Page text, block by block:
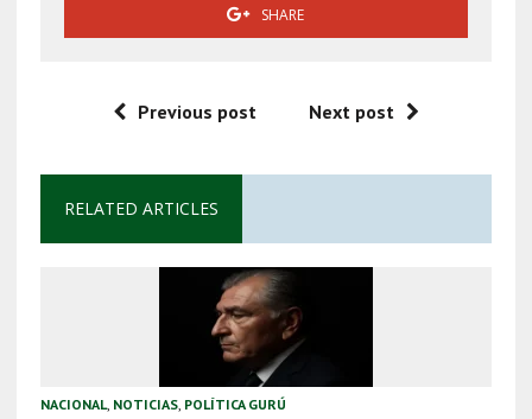
SHARE
Previous post Next post
RELATED ARTICLES
NACIONAL, NOTICIAS, POLÍTICA GURÚ